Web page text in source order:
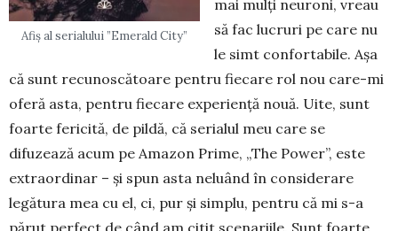
Afiș al serialului ”Emerald City”
mai mulţi neu­roni, vreau
să fac lucruri pe care nu
le simt confor­ta­bile. Aşa
că sunt recu­nos­cătoare pentru fiecare rol nou care-mi
oferă asta, pentru fiecare experienţă nouă. Uite, sunt
foarte fericită, de pildă, că serialul meu care se
difuzează acum pe Amazon Prime, „The Power”, este
extraordinar – şi spun asta neluând în con­siderare
legătura mea cu el, ci, pur şi simplu, pen­tru că mi s-a
părut perfect de când am citit sce­nariile. Sunt foarte